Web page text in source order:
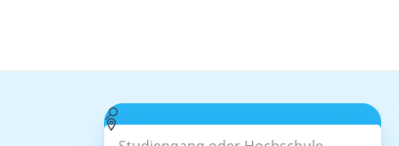
Studiengang oder Hochschule
Suchen